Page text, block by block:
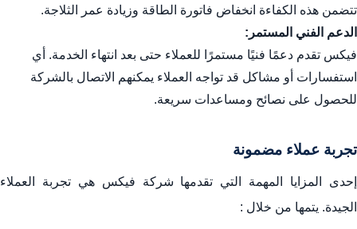
تتضمن هذه الكفاءة انخفاض فاتورة الطاقة وزيادة عمر الثلاجة.
الدعم الفني المستمر:
فيكس تقدم دعمًا فنيًا مستمرًا للعملاء حتى بعد انتهاء الخدمة. أي
استفسارات أو مشاكل قد تواجه العملاء يمكنهم الاتصال بالشركة
للحصول على نصائح ومساعدات سريعة.
تجربة عملاء مضمونة
إحدى المزايا المهمة التي تقدمها شركة فيكس هي تجربة العملاء
الجيدة. يتمها من خلال :